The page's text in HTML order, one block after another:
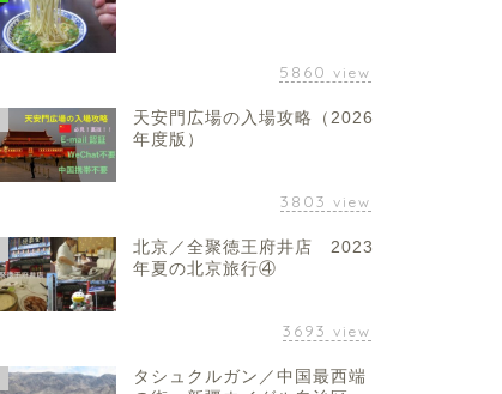
5860 view
天安門広場の入場攻略（2026
年度版）
3803 view
北京／全聚徳王府井店 2023
年夏の北京旅行④
3693 view
タシュクルガン／中国最西端